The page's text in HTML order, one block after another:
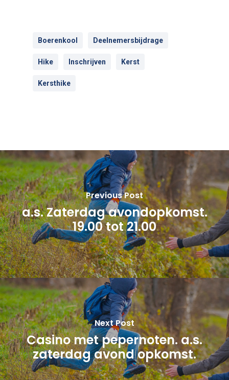
Boerenkool Deelnemersbijdrage
Hike Inschrijven Kerst
Kersthike
Previous Post
a.s. Zaterdag avondopkomst.
19.00 tot 21.00
Next Post
Casino met pepernoten. a.s.
zaterdag avond opkomst.